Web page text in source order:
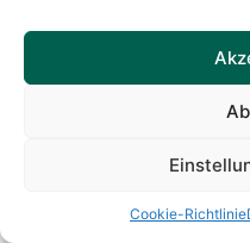
Cookie-Richtlinie
All das wäre ohne Ihre
Sie haben die
Begegnung, des
Auch wenn sich unsere